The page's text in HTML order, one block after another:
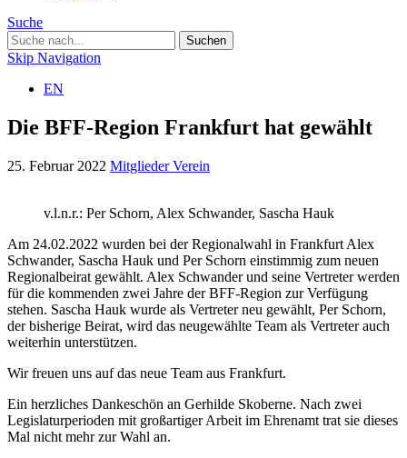
Suche
Skip Navigation
EN
Die BFF-Region Frankfurt hat gewählt
25. Februar 2022 MitgliederVerein
v.l.n.r.: Per Schorn, Alex Schwander, Sascha Hauk
Am 24.02.2022 wurden bei der Regionalwahl in Frankfurt Alex
Schwander, Sascha Hauk und Per Schorn einstimmig zum neuen
Regionalbeirat gewählt. Alex Schwander und seine Vertreter werden
für die kommenden zwei Jahre der BFF-Region zur Verfügung
stehen. Sascha Hauk wurde als Vertreter neu gewählt, Per Schorn,
der bisherige Beirat, wird das neugewählte Team als Vertreter auch
weiterhin unterstützen.
Wir freuen uns auf das neue Team aus Frankfurt.
Ein herzliches Dankeschön an Gerhilde Skoberne. Nach zwei
Legislaturperioden mit großartiger Arbeit im Ehrenamt trat sie dieses
Mal nicht mehr zur Wahl an.